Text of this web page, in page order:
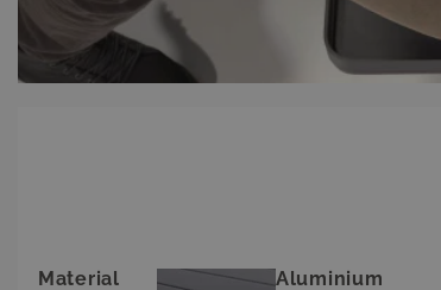
Material Aluminium